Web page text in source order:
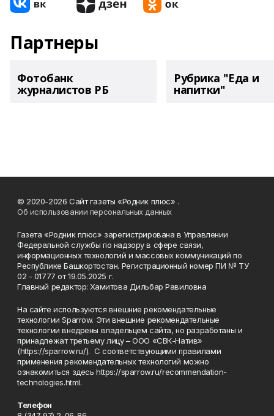
Партнеры
Фотобанк
журналистов РБ
Рубрика "Еда и
напитки"
© 2020-2026 Сайт газеты «Родник плюс» .
Об использовании персональных данных
Газета «Родник плюс» зарегистрирована в Управлении
Федеральной службы по надзору в сфере связи,
информационных технологий и массовых коммуникаций по
Республике Башкортостан. Регистрационный номер ПИ № ТУ
02 - 01777 от 19.05.2025 г.
Главный редактор: Хамитова Дильбар Равиловна
На сайте используются внешние рекомендательные
технологии Sparrow. Эти внешние рекомендательные
технологии внедрены владельцем сайта, но разработаны и
принадлежат третьему лицу – ООО «СВК-Натив»
(https://sparrow.ru/). С соответствующими правилами
применения рекомендательных технологий можно
ознакомиться здесь https://sparrow.ru/recommendation-
technologies.html.
Телефон